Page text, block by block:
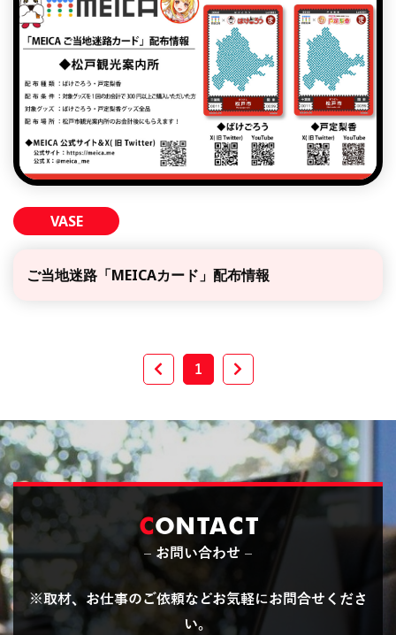
VASE
ご当地迷路「MEICAカード」配布情報
1
CONTACT
– お問い合わせ –
※取材、お仕事のご依頼などお気軽にお問合せくださ
い。